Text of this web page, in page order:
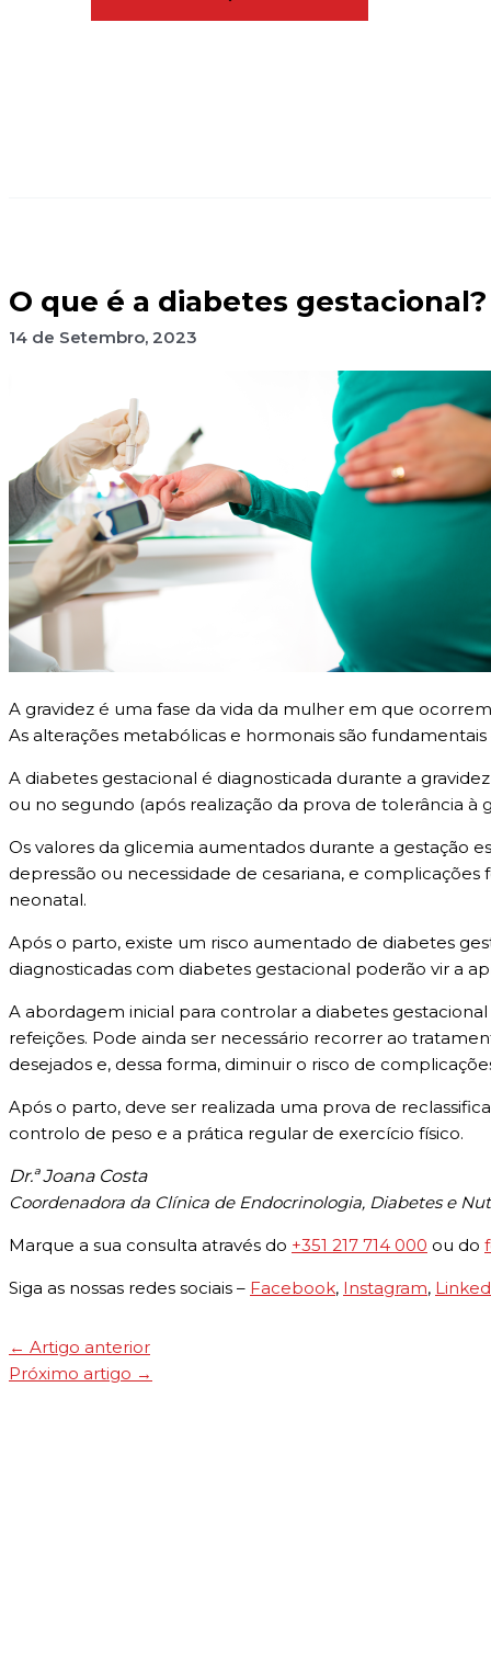
O que é a diabetes gestacional?
14 de Setembro, 2023
A gravidez é uma fase da vida da mulher em que
As alterações metabólicas e hormonais são
A diabetes gestacional é diagnosticada durante a
ou no segundo (após realização da prova de tolerância à
Os valores da glicemia aumentados durante a gestação
depressão ou necessidade de cesariana, e
neonatal.
Após o parto, existe um risco aumentado de diabetes
diagnosticadas com diabetes gestacional poderão vir a
A abordagem inicial para controlar a diabetes
refeições. Pode ainda ser necessário recorrer ao
desejados e, dessa forma, diminuir o risco de
Após o parto, deve ser realizada uma prova de
controlo de peso e a prática regular de exercício físico.
Dr.ª Joana Costa
Coordenadora da Clínica de Endocrinologia, Diabetes e
Marque a sua consulta através do +351 217 714 000 ou do
Siga as nossas redes sociais – Facebook, Instagram,
← Artigo anterior
Próximo artigo →